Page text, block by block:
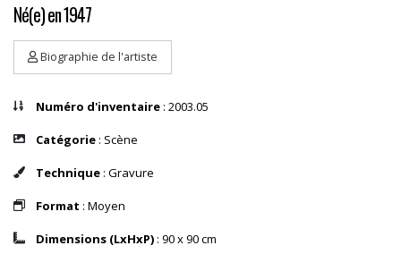
Né(e) en 1947
Biographie de l'artiste
Numéro d'inventaire : 2003.05
Catégorie : Scène
Technique : Gravure
Format : Moyen
Dimensions (LxHxP) : 90 x 90 cm